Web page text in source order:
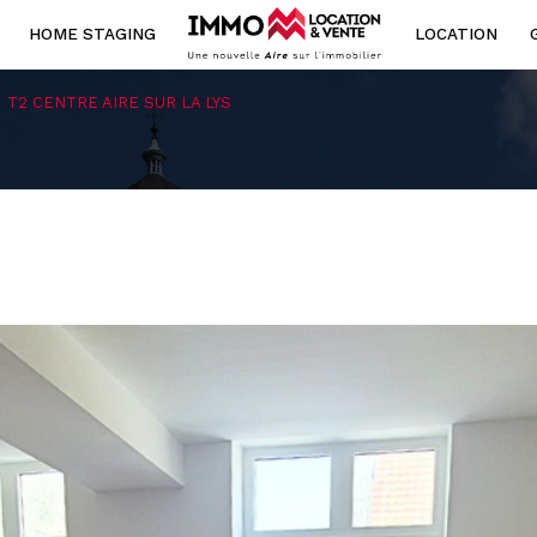
HOME STAGING LOCATION
Voir les1annonces
T2 CENTRE AIRE SUR LA LYS